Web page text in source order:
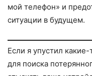
мой телефон» и
ситуации в будущем.
Если я упустил
для поиска